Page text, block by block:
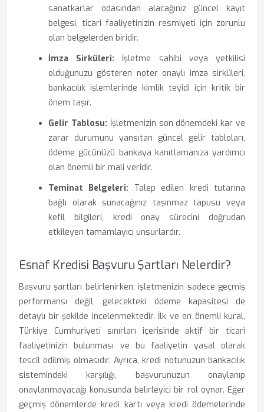
sanatkarlar odasından alacağınız güncel kayıt
belgesi, ticari faaliyetinizin resmiyeti için zorunlu
olan belgelerden biridir.
İmza Sirküleri: İşletme sahibi veya yetkilisi
olduğunuzu gösteren noter onaylı imza sirküleri,
bankacılık işlemlerinde kimlik teyidi için kritik bir
önem taşır.
Gelir Tablosu: İşletmenizin son dönemdeki kar ve
zarar durumunu yansıtan güncel gelir tabloları,
ödeme gücünüzü bankaya kanıtlamanıza yardımcı
olan önemli bir mali veridir.
Teminat Belgeleri: Talep edilen kredi tutarına
bağlı olarak sunacağınız taşınmaz tapusu veya
kefil bilgileri, kredi onay sürecini doğrudan
etkileyen tamamlayıcı unsurlardır.
Esnaf Kredisi Başvuru Şartları Nelerdir?
Başvuru şartları belirlenirken, işletmenizin sadece geçmiş
performansı değil, gelecekteki ödeme kapasitesi de
detaylı bir şekilde incelenmektedir. İlk ve en önemli kural,
Türkiye Cumhuriyeti sınırları içerisinde aktif bir ticari
faaliyetinizin bulunması ve bu faaliyetin yasal olarak
tescil edilmiş olmasıdır. Ayrıca, kredi notunuzun bankacılık
sistemindeki karşılığı, başvurunuzun onaylanıp
onaylanmayacağı konusunda belirleyici bir rol oynar. Eğer
geçmiş dönemlerde kredi kartı veya kredi ödemelerinde